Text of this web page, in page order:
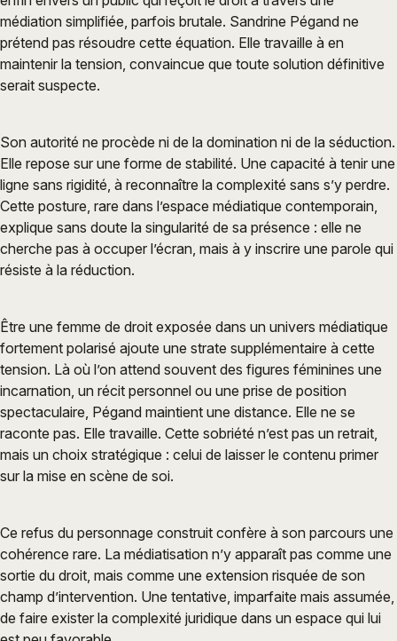
médiation simplifiée, parfois brutale. Sandrine Pégand ne
prétend pas résoudre cette équation. Elle travaille à en
maintenir la tension, convaincue que toute solution définitive
serait suspecte.
Son autorité ne procède ni de la domination ni de la séduction.
Elle repose sur une forme de stabilité. Une capacité à tenir une
ligne sans rigidité, à reconnaître la complexité sans s’y perdre.
Cette posture, rare dans l’espace médiatique contemporain,
explique sans doute la singularité de sa présence : elle ne
cherche pas à occuper l’écran, mais à y inscrire une parole qui
résiste à la réduction.
Être une femme de droit exposée dans un univers médiatique
fortement polarisé ajoute une strate supplémentaire à cette
tension. Là où l’on attend souvent des figures féminines une
incarnation, un récit personnel ou une prise de position
spectaculaire, Pégand maintient une distance. Elle ne se
raconte pas. Elle travaille. Cette sobriété n’est pas un retrait,
mais un choix stratégique : celui de laisser le contenu primer
sur la mise en scène de soi.
Ce refus du personnage construit confère à son parcours une
cohérence rare. La médiatisation n’y apparaît pas comme une
sortie du droit, mais comme une extension risquée de son
champ d’intervention. Une tentative, imparfaite mais assumée,
de faire exister la complexité juridique dans un espace qui lui